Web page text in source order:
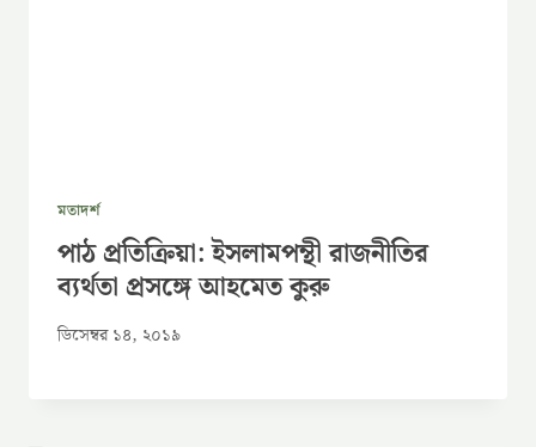
মতাদর্শ
পাঠ প্রতিক্রিয়া: ইসলামপন্থী রাজনীতির
ব্যর্থতা প্রসঙ্গে আহমেত কুরু
ডিসেম্বর ১৪, ২০১৯